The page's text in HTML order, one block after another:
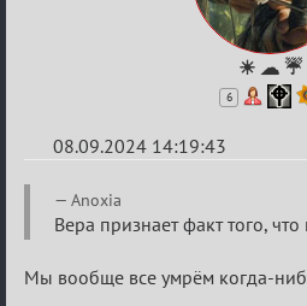
☀ ☁ ☔
6
08.09.2024 14:19:43
Re:
Waiting
Anoxia
Вера признает факт того,
Мы вообще все умрём когда-